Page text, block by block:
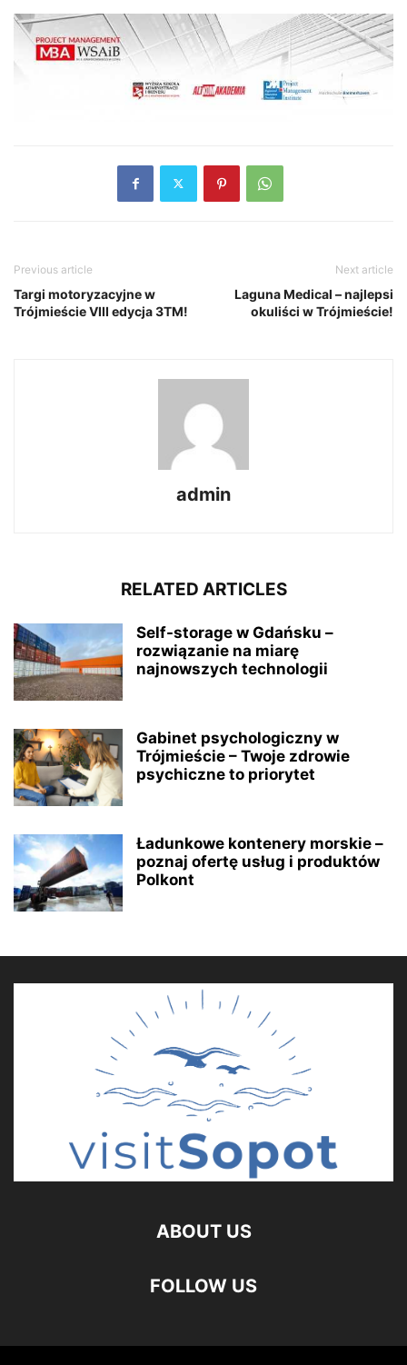
Previous article
Targi motoryzacyjne w
Trójmieście VIII edycja 3TM!
Next article
Laguna Medical – najlepsi
okuliści w Trójmieście!
admin
RELATED ARTICLES
Self-storage w Gdańsku –
rozwiązanie na miarę
najnowszych technologii
Gabinet psychologiczny w
Trójmieście – Twoje zdrowie
psychiczne to priorytet
Ładunkowe kontenery morskie –
poznaj ofertę usług i produktów
Polkont
ABOUT US
FOLLOW US